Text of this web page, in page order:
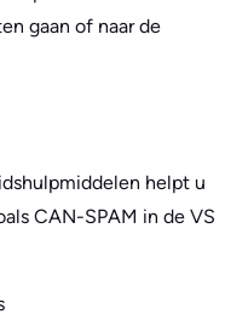
gaan of naar de
helpt u
CAN-SPAM in de VS